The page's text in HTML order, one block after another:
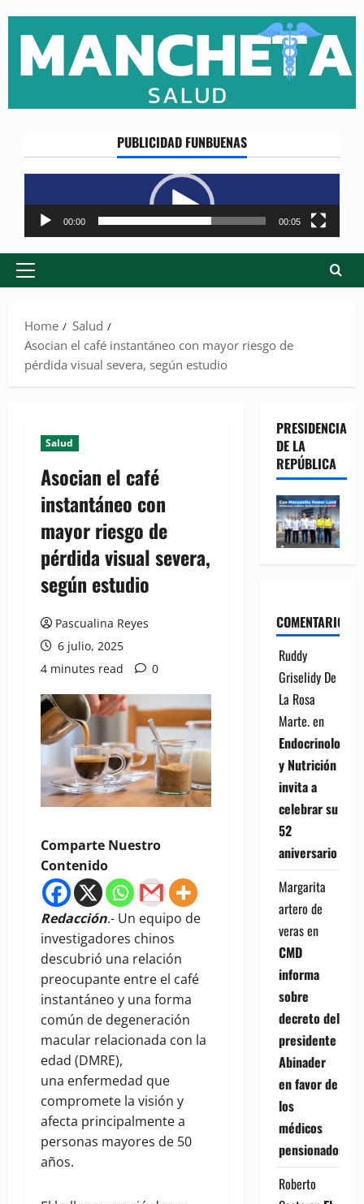
content
PUBLICIDAD FUNBUENAS
Reproductor
de
vídeo
00:00 00:05
Primary
Home
Salud
Asocian el café instantáneo con mayor riesgo de
pérdida visual severa, según estudio
Salud
Asocian el café
instantáneo con
mayor riesgo de
pérdida visual severa,
según estudio
Pascualina Reyes
6 julio, 2025
4 minutes read
0
Comparte Nuestro
Contenido
Redacción.- Un equipo de
investigadores chinos
descubrió una relación
preocupante entre el café
instantáneo y una forma
común de degeneración
macular relacionada con la
edad (DMRE),
una enfermedad que
compromete la visión y
afecta principalmente a
personas mayores de 50
años.
PRESIDENCIA
DE LA
REPÚBLICA
COMENTARIOS
Ruddy
Griselidy De
La Rosa
Marte.en
Endocrinología
y Nutrición
invita a
celebrar su
52
aniversario
Margarita
artero de
verasen
CMD
informa
sobre
decreto del
presidente
Abinader
en favor de
los
médicos
pensionados
Roberto